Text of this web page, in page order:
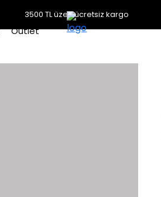
3500 TL üzeri ücretsiz kargo
Outlet